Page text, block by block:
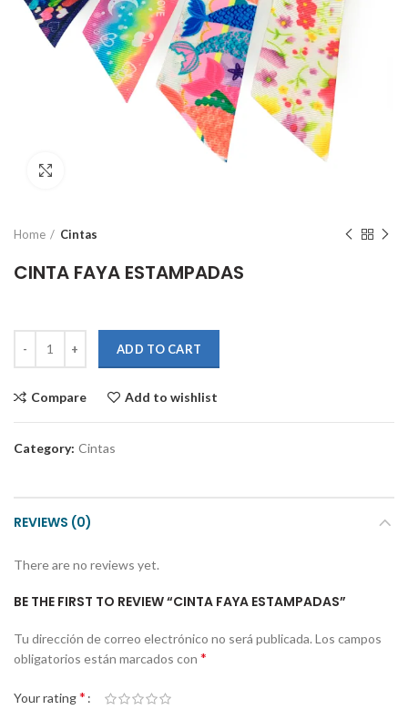
Home Cintas
CINTA FAYA ESTAMPADAS
ADD TO CART
Compare Add to wishlist
Category: Cintas
REVIEWS (0)
There are no reviews yet.
BE THE FIRST TO REVIEW “CINTA FAYA ESTAMPADAS”
Tu dirección de correo electrónico no será publicada. Los campos
obligatorios están marcados con *
Your rating*